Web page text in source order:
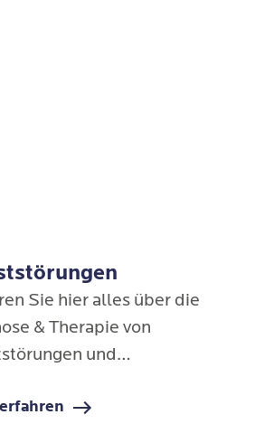
Sie hier alles über die
& Therapie von
und